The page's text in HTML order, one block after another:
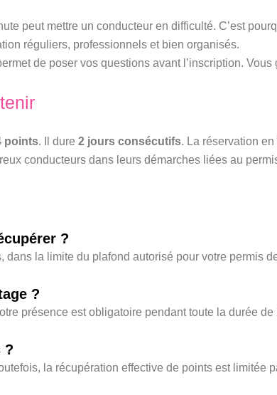
peut mettre un conducteur en difficulté. C’est
réguliers, professionnels et bien organisés.
de poser vos questions avant l’inscription.
points. Il dure 2 jours consécutifs. La réservation
conducteurs dans leurs démarches liées au
?
dans la limite du plafond autorisé pour votre permis
?
présence est obligatoire pendant toute la durée de
?
la récupération effective de points est limitée